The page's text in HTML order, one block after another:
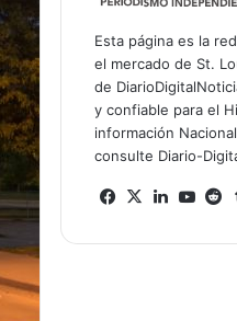
Esta página es la
el mercado de St.
de
y confiable para el
información
consulte Diario-
Facebook
X LinkedIn